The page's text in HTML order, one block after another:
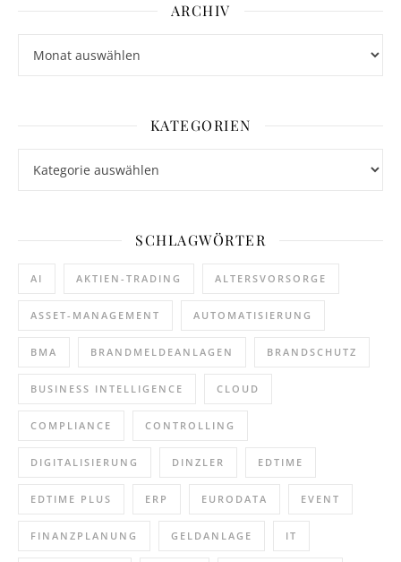
ARCHIV
KATEGORIEN
SCHLAGWÖRTER
AI AKTIEN-TRADING ALTERSVORSORGE
ASSET-MANAGEMENT AUTOMATISIERUNG
BMA BRANDMELDEANLAGEN BRANDSCHUTZ
BUSINESS INTELLIGENCE CLOUD
COMPLIANCE CONTROLLING
DIGITALISIERUNG DINZLER EDTIME
EDTIME PLUS ERP EURODATA EVENT
FINANZPLANUNG GELDANLAGE IT